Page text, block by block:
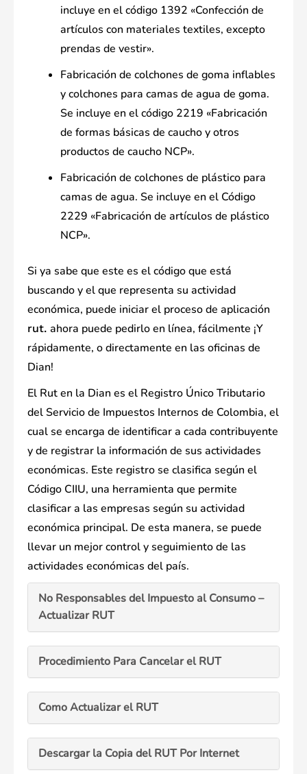
incluye en el código 1392 «Confección de
artículos con materiales textiles, excepto
prendas de vestir».
Fabricación de colchones de goma inflables
y colchones para camas de agua de goma.
Se incluye en el código 2219 «Fabricación
de formas básicas de caucho y otros
productos de caucho NCP».
Fabricación de colchones de plástico para
camas de agua. Se incluye en el Código
2229 «Fabricación de artículos de plástico
NCP».
Si ya sabe que este es el código que está
buscando y el que representa su actividad
económica, puede iniciar el proceso de aplicación
rut. ahora puede pedirlo en línea, fácilmente ¡Y
rápidamente, o directamente en las oficinas de
Dian!
El Rut en la Dian es el Registro Único Tributario
del Servicio de Impuestos Internos de Colombia, el
cual se encarga de identificar a cada contribuyente
y de registrar la información de sus actividades
económicas. Este registro se clasifica según el
Código CIIU, una herramienta que permite
clasificar a las empresas según su actividad
económica principal. De esta manera, se puede
llevar un mejor control y seguimiento de las
actividades económicas del país.
No Responsables del Impuesto al Consumo –
Actualizar RUT
Procedimiento Para Cancelar el RUT
Como Actualizar el RUT
Descargar la Copia del RUT Por Internet